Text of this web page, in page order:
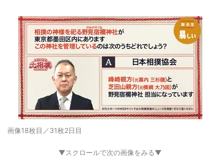
画像18枚目／31枚2日目
▼スクロールで次の画像をみる▼